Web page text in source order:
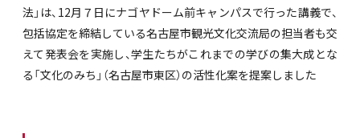
法」は、12月７日にナゴヤドーム前キャンパスで行った講義で、
包括協定を締結している名古屋市観光文化交流局の担当者も交
えて発表会を実施し、学生たちがこれまでの学びの集大成とな
る「文化のみち」（名古屋市東区）の活性化案を提案しました